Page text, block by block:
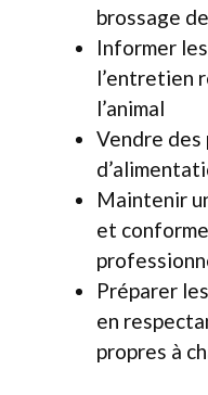
brossage
Informer
l’entretien
l’animal
Vendre des
Maintenir
et
Préparer
en
propres à